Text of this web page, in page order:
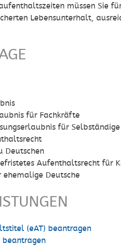
müssen Sie
Lebensunterhalt,
für Fachkräfte
für Selbständige
Deutschen
Aufenthaltsrecht für
Deutsche
(eAT) beantragen
beantragen